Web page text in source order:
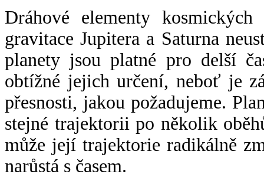
Dráhové elementy
gravitace Jupitera a Saturna
planety jsou platné pro delší
obtížné jejich určení, neboť je
přesnosti, jakou požadujeme.
stejné trajektorii po několik
může její trajektorie radikálně
narůstá s časem.